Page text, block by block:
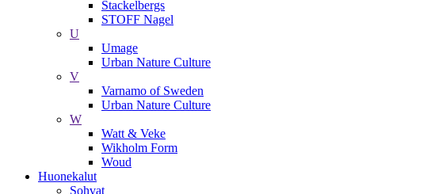
Stackelbergs
STOFF Nagel
U
Umage
Urban Nature Culture
V
Varnamo of Sweden
Urban Nature Culture
W
Watt & Veke
Wikholm Form
Woud
Huonekalut
Sohvat